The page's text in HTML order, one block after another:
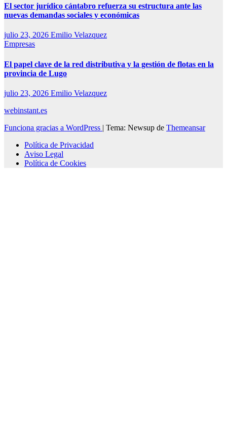
El sector jurídico cántabro refuerza su estructura ante las
nuevas demandas sociales y económicas
julio 23, 2026 Emilio Velazquez
Empresas
El papel clave de la red distributiva y la gestión de flotas en la
provincia de Lugo
julio 23, 2026 Emilio Velazquez
webinstant.es
Funciona gracias a WordPress | Tema: Newsup de Themeansar
Política de Privacidad
Aviso Legal
Política de Cookies